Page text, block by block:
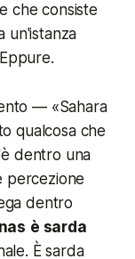
che consiste
un'istanza
— «Sahara
qualcosa che
dentro una
percezione
dentro
è sarda
È sarda